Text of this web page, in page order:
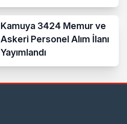
Açıldı
Kamuya 3424 Memur ve
Askeri Personel Alım İlanı
Yayımlandı